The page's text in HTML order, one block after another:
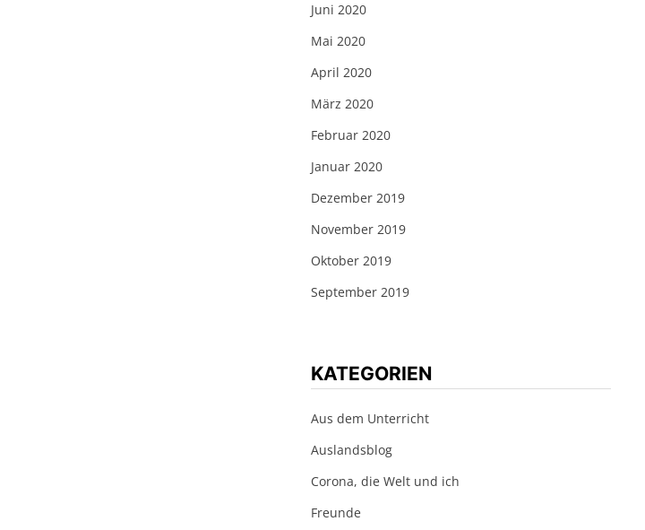
Juni 2020
Mai 2020
April 2020
März 2020
Februar 2020
Januar 2020
Dezember 2019
November 2019
Oktober 2019
September 2019
KATEGORIEN
Aus dem Unterricht
Auslandsblog
Corona, die Welt und ich
Freunde